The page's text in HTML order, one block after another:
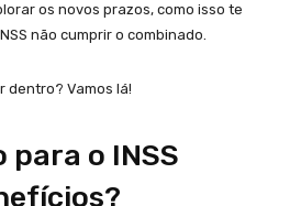
os novos prazos, como isso te
não cumprir o combinado.
dentro? Vamos lá!
para o INSS